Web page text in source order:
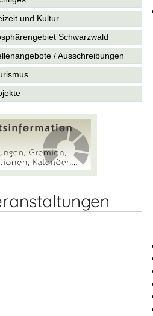
und Kultur
Schwarzwald
/ Ausschreibungen